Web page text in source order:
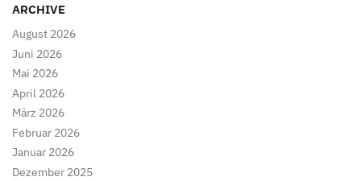
ARCHIVE
August 2026
Juni 2026
Mai 2026
April 2026
März 2026
Februar 2026
Januar 2026
Dezember 2025